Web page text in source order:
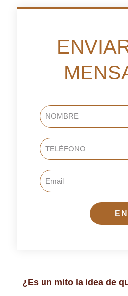
NOMBRE
TELÉFONO
Email
¿Es un mito la idea de